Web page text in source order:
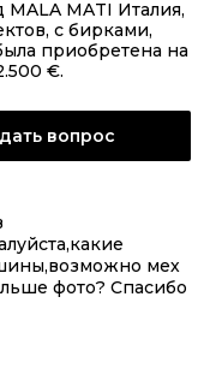
MATI Италия,
с бирками,
приобретена на
€.
вопрос
мех
фото? Спасибо